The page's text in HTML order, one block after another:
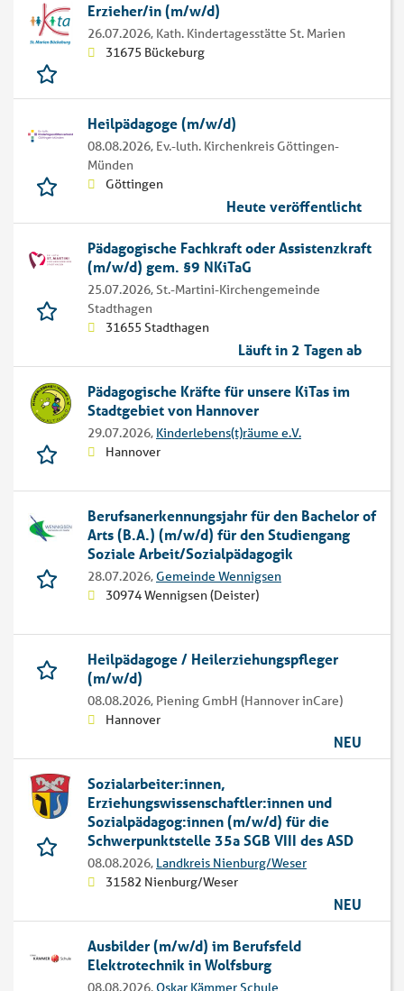
Erzieher/in (m/w/d)
26.07.2026, Kath. Kindertagesstätte St. Marien
31675 Bückeburg
Heilpädagoge (m/w/d)
08.08.2026, Ev.-luth. Kirchenkreis Göttingen-
Münden
Göttingen
Heute veröffentlicht
Pädagogische Fachkraft oder Assistenzkraft
(m/w/d) gem. §9 NKiTaG
25.07.2026,St.-Martini-Kirchengemeinde
Stadthagen
31655 Stadthagen
Läuft in 2 Tagen ab
Pädagogische Kräfte für unsere KiTas im
Stadtgebiet von Hannover
29.07.2026, Kinderlebens(t)räume e.V.
Hannover
Berufsanerkennungsjahr für den Bachelor of
Arts (B.A.) (m/w/d) für den Studiengang
Soziale Arbeit/Sozialpädagogik
28.07.2026,Gemeinde Wennigsen
30974 Wennigsen (Deister)
Heilpädagoge / Heilerziehungspfleger
(m/w/d)
08.08.2026, Piening GmbH (Hannover inCare)
Hannover
NEU
Sozialarbeiter:innen,
Erziehungswissenschaftler:innen und
Sozialpädagog:innen (m/w/d) für die
Schwerpunktstelle 35a SGB VIII des ASD
08.08.2026, Landkreis Nienburg/Weser
31582 Nienburg/Weser
NEU
Ausbilder (m/w/d) im Berufsfeld
Elektrotechnik in Wolfsburg
08.08.2026, Oskar Kämmer Schule